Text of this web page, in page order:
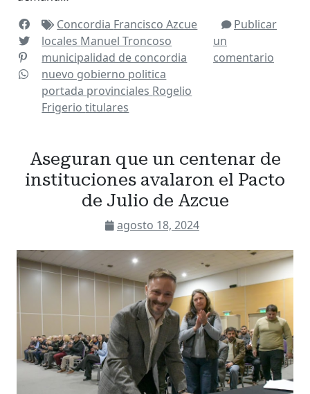
Concordia Francisco Azcue
locales Manuel Troncoso
municipalidad de concordia
nuevo gobierno politica
portada provinciales Rogelio
Frigeriotitulares
Publicar
un
comentario
Aseguran que un centenar de
instituciones avalaron el Pacto
de Julio de Azcue
agosto 18, 2024